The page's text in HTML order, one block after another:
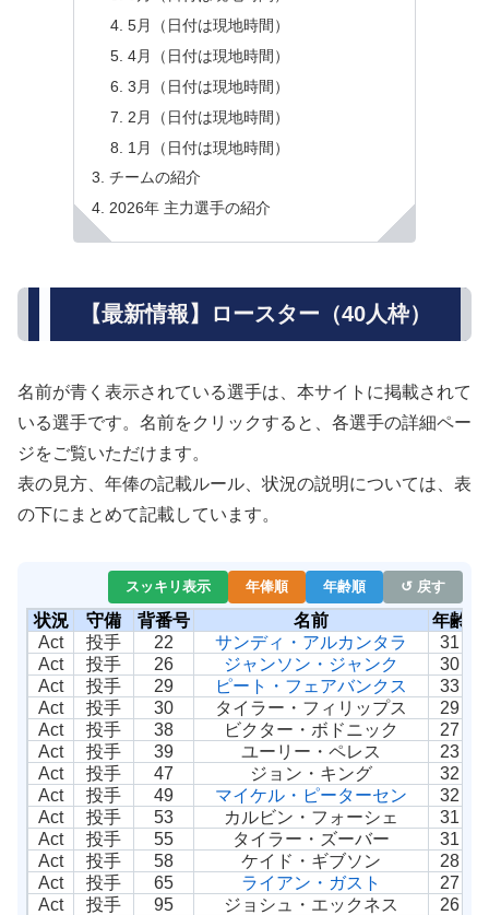
5月（日付は現地時間）
4月（日付は現地時間）
3月（日付は現地時間）
2月（日付は現地時間）
1月（日付は現地時間）
チームの紹介
2026年 主力選手の紹介
【最新情報】ロースター（40人枠）
名前が青く表示されている選手は、本サイトに掲載されて
いる選手です。名前をクリックすると、各選手の詳細ペー
ジをご覧いただけます。
表の見方、年俸の記載ルール、状況の説明については、表
の下にまとめて記載しています。
スッキリ表示 年俸順 年齢順 ↺ 戻す
状況 守備 背番号 名前 年齢
Act
投手 22 サンディ・アルカンタラ
31
Act
投手 26 ジャンソン・ジャンク
30
Act
投手 29 ピート・フェアバンクス
33
Act
投手 30 タイラー・フィリップス
29
Act
投手 38 ビクター・ボドニック
27
Act
投手 39 ユーリー・ペレス
23
Act
投手 47 ジョン・キング
32
Act
投手 49 マイケル・ピーターセン
32
Act
投手 53 カルビン・フォーシェ
31
Act
投手 55 タイラー・ズーバー
31
Act
投手 58 ケイド・ギブソン
28
Act
投手 65 ライアン・ガスト
27
Act
投手 95 ジョシュ・エックネス
26